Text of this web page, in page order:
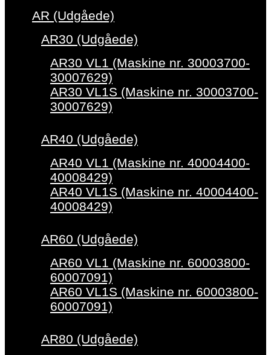
AR (Udgåede)
AR30 (Udgåede)
AR30 VL1 (Maskine nr. 30003700-
30007629)
AR30 VL1S (Maskine nr. 30003700-
30007629)
AR40 (Udgåede)
AR40 VL1 (Maskine nr. 40004400-
40008429)
AR40 VL1S (Maskine nr. 40004400-
40008429)
AR60 (Udgåede)
AR60 VL1 (Maskine nr. 60003800-
60007091)
AR60 VL1S (Maskine nr. 60003800-
60007091)
AR80 (Udgåede)